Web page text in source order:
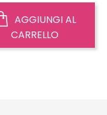
CARRELLO